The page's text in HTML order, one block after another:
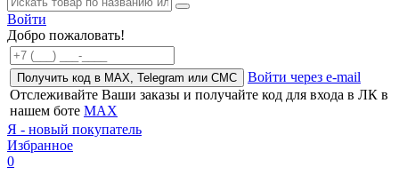
Войти
Добро пожаловать!
Получить код в MAX, Telegram или СМС
Войти через e-mail
Отслеживайте Ваши заказы и получайте код для входа в ЛК в
нашем боте MAX
Я - новый покупатель
Избранное
0